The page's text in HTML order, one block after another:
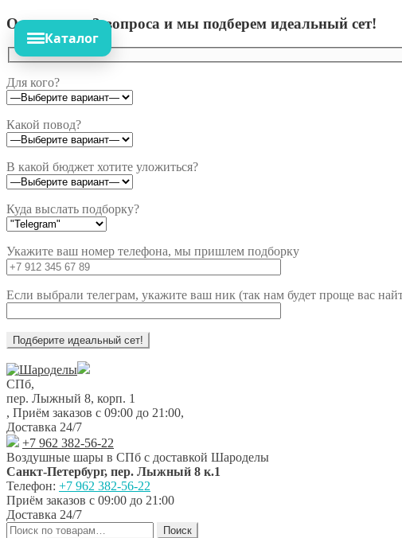
Ответьте на 3 вопроса и мы подберем идеальный сет!
Для кого?
Какой повод?
В какой бюджет хотите уложиться?
Куда выслать подборку?
Укажите ваш номер телефона, мы пришлем подборку
Если выбрали телеграм, укажите ваш ник (так нам будет проще вас
Перейти
к
навигации
Перейти
к
содержимому
СПб,
пер. Лыжный 8, корп. 1
, Приём заказов с 09:00 до 21:00,
Доставка 24/7
+7 962 382-56-22
Воздушные шары в СПб с доставкой Шароделы
Санкт-Петербург, пер. Лыжный 8 к.1
Телефон: +7 962 382-56-22
Приём заказов с 09:00 до 21:00
Доставка 24/7
Искать:
Поиск
Каталог